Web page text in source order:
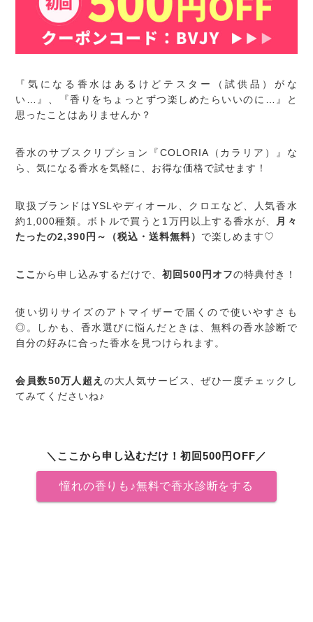
『気になる香水はあるけどテスター（試供品）がな
い…』、『香りをちょっとずつ楽しめたらいいのに…』と
思ったことはありませんか？
香水のサブスクリプション『COLORIA（カラリア）』な
ら、気になる香水を気軽に、お得な価格で試せます！
取扱ブランドはYSLやディオール、クロエなど、人気香水
約1,000種類。ボトルで買うと1万円以上する香水が、
月々
たったの2,390円～（税込・送料無料） で楽しめます♡
ここから申し込みするだけで、初回500円オフの特典付き！
使い切りサイズのアトマイザーで届くので使いやすさも
◎。しかも、香水選びに悩んだときは、無料の香水診断で
自分の好みに合った香水を見つけられます。
会員数50万人超え の大人気サービス、ぜひ一度チェックし
てみてくださいね♪
＼ここから申し込むだけ！初回500円OFF／
憧れの香りも♪無料で香水診断をする